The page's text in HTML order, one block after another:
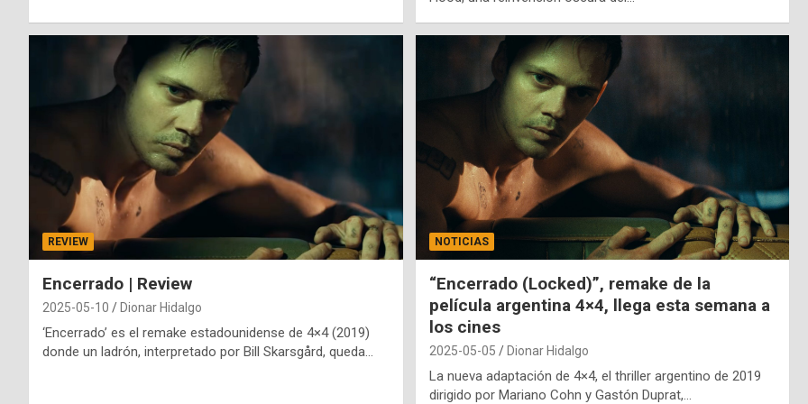
REVIEW
Encerrado | Review
2025-05-10 Dionar Hidalgo
‘Encerrado’ es el remake estadounidense de 4×4 (2019)
donde un ladrón, interpretado por Bill Skarsgård, queda…
NOTICIAS
“Encerrado (Locked)”, remake de la
película argentina 4×4, llega esta semana a
los cines
2025-05-05 Dionar Hidalgo
La nueva adaptación de 4×4, el thriller argentino de 2019
dirigido por Mariano Cohn y Gastón Duprat,…